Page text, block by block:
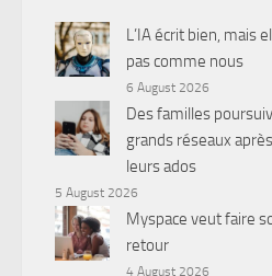
L’IA écrit bien, mais
pas comme nous
6 August 2026
Des familles
grands réseaux
leurs ados
5 August 2026
Myspace veut faire
retour
4 August 2026